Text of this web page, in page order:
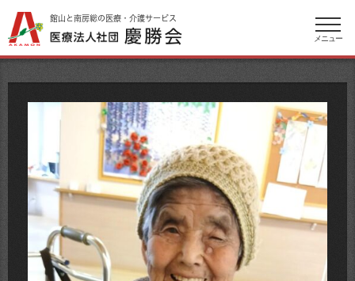
館山と南房総の医療・介護サービス
メニュー